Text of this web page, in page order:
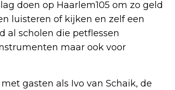
doen op Haarlem105 om zo geld
luisteren of kijken en zelf een
al scholen die petflessen
maar ook voor
gasten als Ivo van Schaik, de